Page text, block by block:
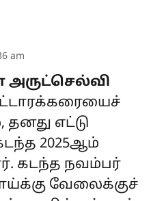
am
அருட்செல்வி
எட்டு
2025ஆம்
கடந்த நவம்பர்
வேலைக்குச்